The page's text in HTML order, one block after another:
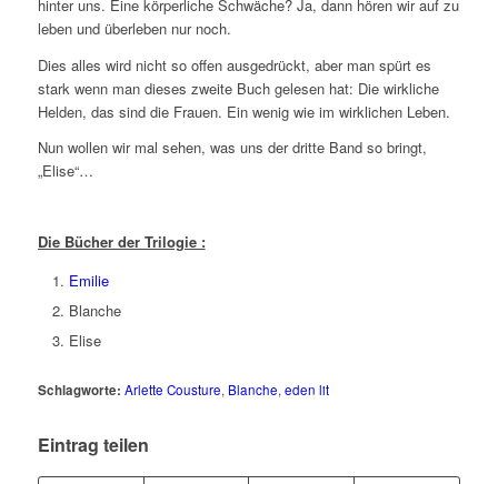
hinter uns. Eine körperliche Schwäche? Ja, dann hören wir auf zu
leben und überleben nur noch.
Dies alles wird nicht so offen ausgedrückt, aber man spürt es
stark wenn man dieses zweite Buch gelesen hat: Die wirkliche
Helden, das sind die Frauen. Ein wenig wie im wirklichen Leben.
Nun wollen wir mal sehen, was uns der dritte Band so bringt,
„Elise“…
Die Bücher der Trilogie :
Emilie
Blanche
Elise
Schlagworte: Arlette Cousture, Blanche, eden lit
Eintrag teilen